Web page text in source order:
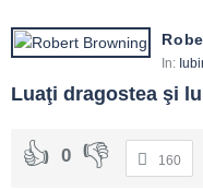
In:
Luaţi dragostea şi
0 160